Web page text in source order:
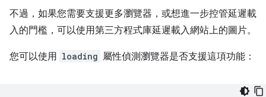
不過，如果您需要支援更多瀏覽器，或想進一步控管延遲載
入的門檻，可以使用第三方程式庫延遲載入網站上的圖片。
您可以使用 loading 屬性偵測瀏覽器是否支援這項功能：